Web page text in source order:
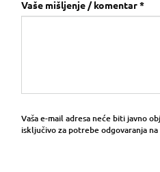
Vaše mišljenje / komentar *
Vaša e-mail adresa neće biti javno
isključivo za potrebe odgovaranja